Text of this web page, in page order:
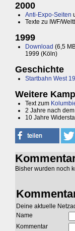
2000
Anti-Expo-Seiten
Texte zu IWF/
1999
Download (6,5
1999 (Köln)
Geschichte
Startbahn West
Weitere
Text zum
2 Jahre nach
10 Jahre
Bisher wurden noch
Deine aktuelle
Name
Kommentar